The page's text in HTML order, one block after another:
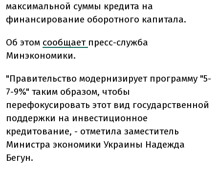
максимальной суммы кредита на
финансирование оборотного капитала.
Об этом сообщает пресс-служба
Минэкономики.
"Правительство модернизирует программу "5-
7-9%" таким образом, чтобы
перефокусировать этот вид государственной
поддержки на инвестиционное
кредитование, - отметила заместитель
Министра экономики Украины Надежда
Бегун.